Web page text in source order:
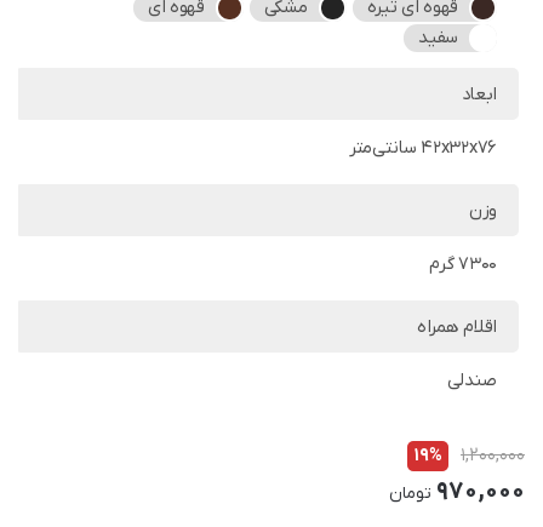
قهوه ای تیره مشکی
قهوه ای
سفید
ابعاد
42x32x76 سانتی‌متر
وزن
7300 گرم
اقلام همراه
صندلی
1,200,000
19%
970,000 تومان